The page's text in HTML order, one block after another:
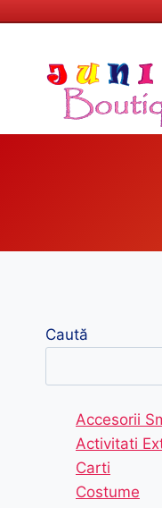
content
Caută
Accesorii
Activitati
Carti
Costume